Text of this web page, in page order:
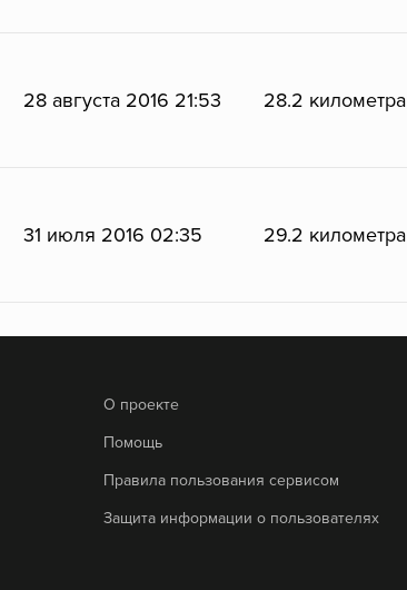
28 августа 2016 21:53 28.2 километра
31 июля 2016 02:35 29.2 километра
О проекте
Помощь
Правила пользования сервисом
Защита информации о пользователях